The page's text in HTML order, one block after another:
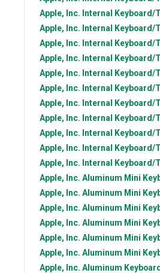
Apple, Inc. Internal Keyboard/
Apple, Inc. Internal Keyboard/
Apple, Inc. Internal Keyboard/
Apple, Inc. Internal Keyboard/
Apple, Inc. Internal Keyboard/
Apple, Inc. Internal Keyboard/
Apple, Inc. Internal Keyboard/
Apple, Inc. Internal Keyboard/
Apple, Inc. Internal Keyboard/
Apple, Inc. Internal Keyboard/
Apple, Inc. Internal Keyboard/
Apple, Inc. Aluminum Mini
Apple, Inc. Aluminum Mini
Apple, Inc. Aluminum Mini
Apple, Inc. Aluminum Mini
Apple, Inc. Aluminum Mini
Apple, Inc. Aluminum Mini
Apple, Inc. Aluminum